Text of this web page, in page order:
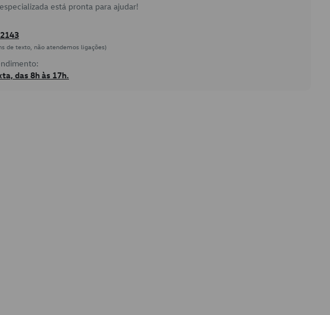
está pronta para ajudar!
de texto, não atendemos ligações)
das 8h às 17h.